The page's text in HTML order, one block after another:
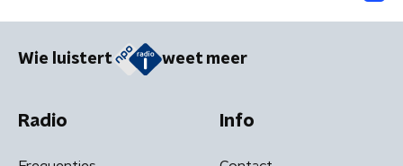
Wie luistert weet meer
Radio Info